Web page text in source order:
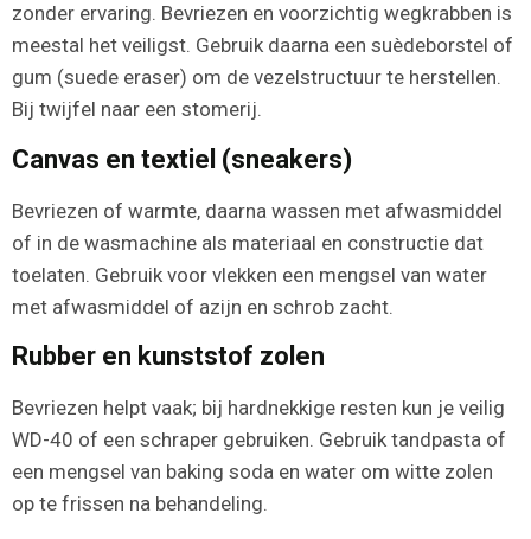
zonder ervaring. Bevriezen en voorzichtig wegkrabben is
meestal het veiligst. Gebruik daarna een suèdeborstel of
gum (suede eraser) om de vezelstructuur te herstellen.
Bij twijfel naar een stomerij.
Canvas en textiel (sneakers)
Bevriezen of warmte, daarna wassen met afwasmiddel
of in de wasmachine als materiaal en constructie dat
toelaten. Gebruik voor vlekken een mengsel van water
met afwasmiddel of azijn en schrob zacht.
Rubber en kunststof zolen
Bevriezen helpt vaak; bij hardnekkige resten kun je veilig
WD-40 of een schraper gebruiken. Gebruik tandpasta of
een mengsel van baking soda en water om witte zolen
op te frissen na behandeling.